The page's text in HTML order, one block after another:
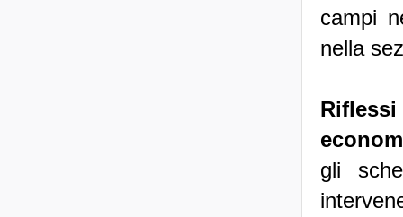
campi
nella
Riflessi
gli